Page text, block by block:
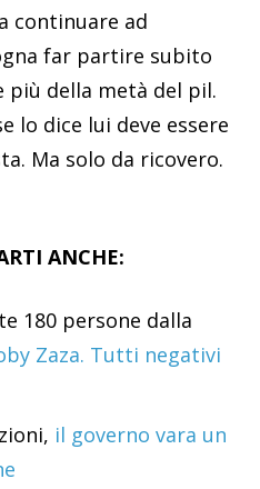
continuare ad
far partire subito
più della metà del pil.
lo dice lui deve essere
Ma solo da ricovero.
ANCHE:
180 persone dalla
Zaza. Tutti negativi
il governo vara un